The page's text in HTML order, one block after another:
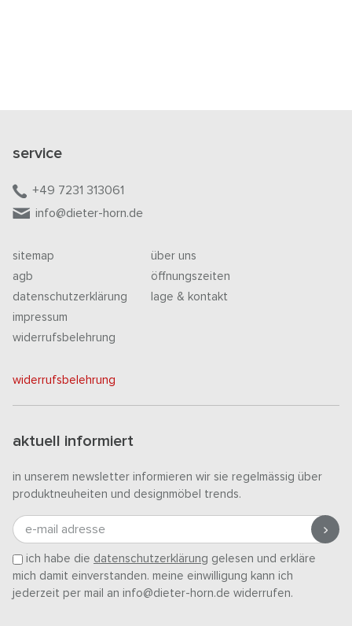
service
+49 7231 313061
info@dieter-horn.de
sitemap
agb
datenschutzerklärung
impressum
widerrufsbelehrung
über uns
öffnungszeiten
lage & kontakt
widerrufsbelehrung
aktuell informiert
in unserem newsletter informieren wir sie regelmässig über
produktneuheiten und designmöbel trends.
e-mail adresse
ich habe die datenschutzerklärung gelesen und erkläre
mich damit einverstanden. meine einwilligung kann ich
jederzeit per mail an info@dieter-horn.de widerrufen.